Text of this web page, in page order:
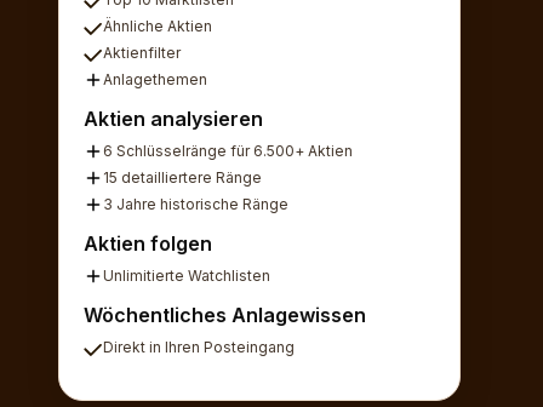
Ähnliche Aktien
Aktienfilter
Anlagethemen
Aktien analysieren
6 Schlüsselränge für 6.500+ Aktien
15 detailliertere Ränge
3 Jahre historische Ränge
Aktien folgen
Unlimitierte Watchlisten
Wöchentliches Anlagewissen
Direkt in Ihren Posteingang